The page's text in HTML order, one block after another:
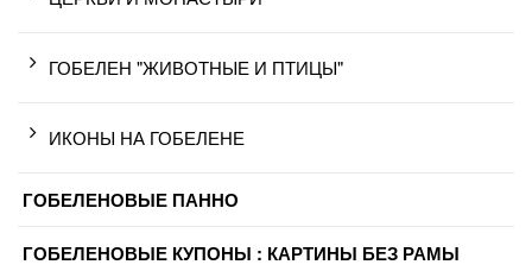
ГОБЕЛЕН "ЖИВОТНЫЕ И ПТИЦЫ"
ИКОНЫ НА ГОБЕЛЕНЕ
ГОБЕЛЕНОВЫЕ ПАННО
ГОБЕЛЕНОВЫЕ КУПОНЫ : КАРТИНЫ БЕЗ РАМЫ